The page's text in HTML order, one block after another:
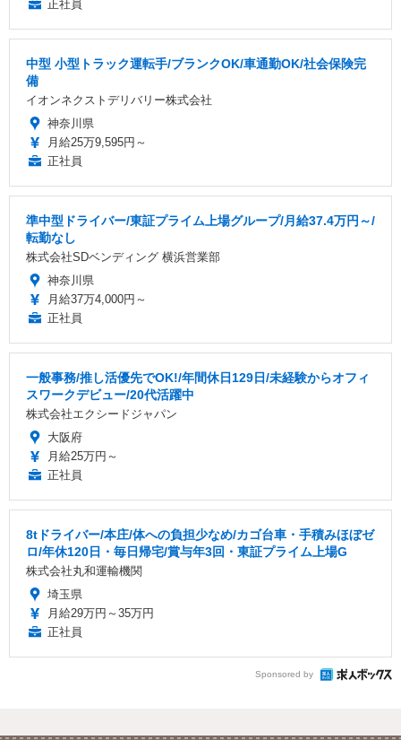
正社員
中型 小型トラック運転手/ブランクOK/車通勤OK/社会保険完
備
イオンネクストデリバリー株式会社
神奈川県
月給25万9,595円～
正社員
準中型ドライバー/東証プライム上場グループ/月給37.4万円～/
転勤なし
株式会社SDベンディング 横浜営業部
神奈川県
月給37万4,000円～
正社員
一般事務/推し活優先でOK!/年間休日129日/未経験からオフィ
スワークデビュー/20代活躍中
株式会社エクシードジャパン
大阪府
月給25万円～
正社員
8tドライバー/本庄/体への負担少なめ/カゴ台車・手積みほぼゼ
ロ/年休120日・毎日帰宅/賞与年3回・東証プライム上場G
株式会社丸和運輸機関
埼玉県
月給29万円～35万円
正社員
Sponsored by